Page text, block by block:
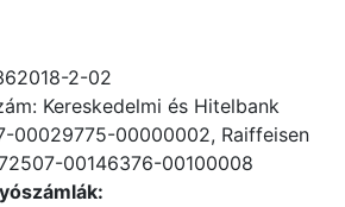
2-02
Kereskedelmi és Hitelbank
00029775-00000002, Raiffeisen
00146376-00100008